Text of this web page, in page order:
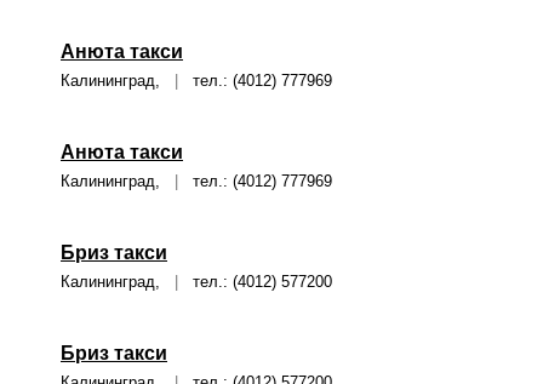
Анюта такси
Калининград, тел.: (4012) 777969
Анюта такси
Калининград, тел.: (4012) 777969
Бриз такси
Калининград, тел.: (4012) 577200
Бриз такси